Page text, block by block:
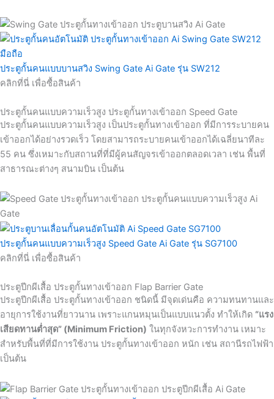
ประตูกั้นคนแบบบานสวิง Swing Gate Ai Gate รุ่น SW212
คลิกที่นี่ เพื่อซื้อสินค้า
ประตูกั้นคนแบบความเร็วสูง ประตูกั้นทางเข้าออก Speed Gate
ประตูกั้นคนแบบความเร็วสูง เป็นประตูกั้นทางเข้าออก ที่มีการระบายคน
เข้าออกได้อย่างรวดเร็ว โดยสามารถระบายคนเข้าออกได้เฉลี่ยนาทีละ
55 คน ซึ่งเหมาะกับสถานที่ที่มีผู้คนสัญจรเข้าออกตลอดเวลา เช่น พื้นที่
สาธารณะต่างๆ สนามบิน เป็นต้น
ประตูกั้นคนแบบความเร็วสูง Speed Gate Ai Gate รุ่น SG7100
คลิกที่นี่ เพื่อซื้อสินค้า
ประตูปีกผีเสื้อ ประตูกั้นทางเข้าออก Flap Barrier Gate
ประตูปีกผีเสื้อ ประตูกั้นทางเข้าออก ชนิดนี้ มีจุดเด่นคือ ความทนทานและ
อายุการใช้งานที่ยาวนาน เพราะแกนหมุนเป็นแบบแนวตั้ง ทำให้เกิด “แรง
เสียดทานต่ำสุด” (Minimum Friction) ในทุกจังหวะการทำงาน เหมาะ
สำหรับพื้นที่ที่มีการใช้งาน ประตูกั้นทางเข้าออก หนัก เช่น สถานีรถไฟฟ้า
เป็นต้น